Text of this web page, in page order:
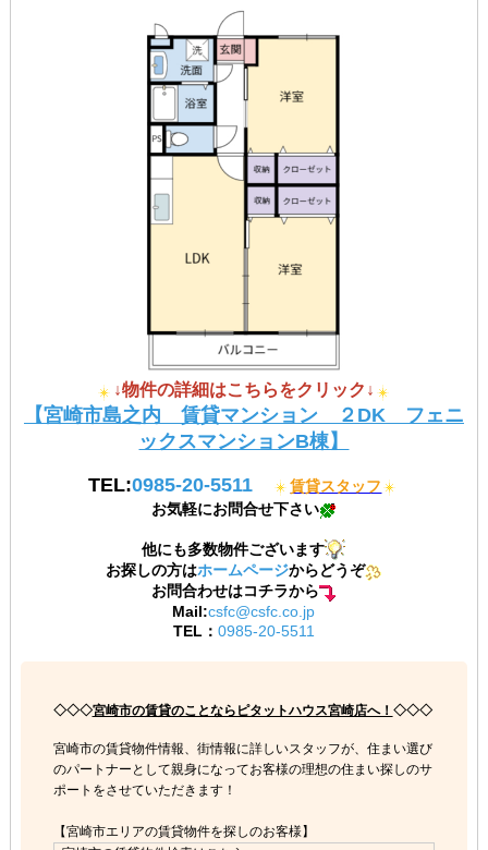
↓物件の詳細はこちらをクリック↓
【宮崎市島之内 賃貸マンション ２DK フェニ
ックスマンションB棟】
TEL:0985-20-5511
賃貸スタッフ
お気軽にお問合せ下さい
他にも多数物件ございます
お探しの方はホームページからどうぞ
お問合わせはコチラから
Mail:csfc@csfc.co.jp
TEL： 0985-20-5511
◇◇◇宮崎市の賃貸のことならピタットハウス宮崎店へ！ ◇◇◇
宮崎市の賃貸物件情報、街情報に詳しいスタッフが、住まい選び
のパートナーとして親身になってお客様の理想の住まい探しのサ
ポートをさせていただきます！
【宮崎市エリアの賃貸物件を探しのお客様】